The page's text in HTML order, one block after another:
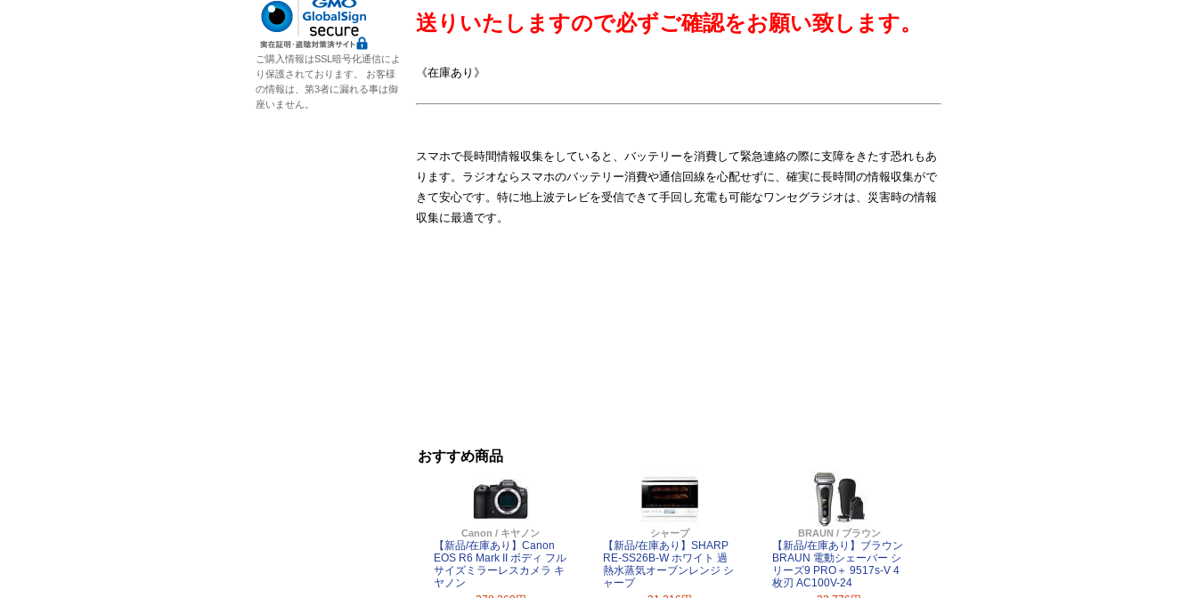
送りいたしますので必ずご確認をお願い致します。
《在庫あり》
スマホで長時間情報収集をしていると、バッテリーを消費して緊急連絡の際に支障をきたす恐れもあ
ります。ラジオならスマホのバッテリー消費や通信回線を心配せずに、確実に長時間の情報収集がで
きて安心です。特に地上波テレビを受信できて手回し充電も可能なワンセグラジオは、災害時の情報
収集に最適です。
おすすめ商品
Canon / キヤノン
【新品/在庫あり】Canon
EOS R6 Mark II ボディ フル
サイズミラーレスカメラ キ
ヤノン
シャープ
【新品/在庫あり】SHARP
RE-SS26B-W ホワイト 過
熱水蒸気オーブンレンジ シ
ャープ
BRAUN / ブラウン
【新品/在庫あり】ブラウン
BRAUN 電動シェーバー シ
リーズ9 PRO＋ 9517s-V 4
枚刃 AC100V-24
ご購入情報はSSL暗号化通信によ
り保護されております。 お客様
の情報は、第3者に漏れる事は御
座いません。